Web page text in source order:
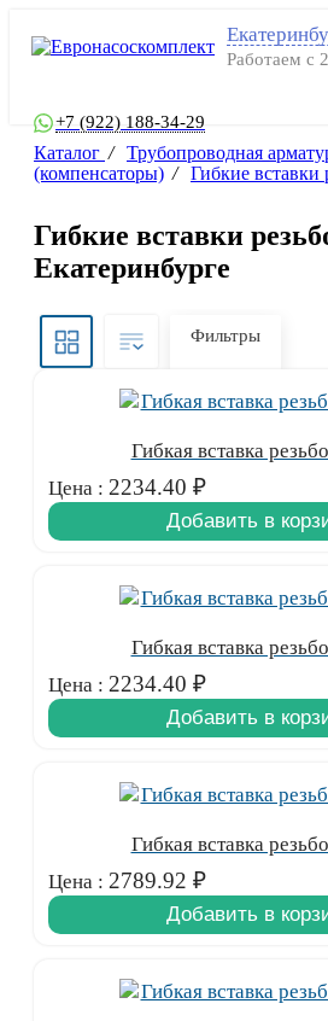
Работаем с
+7 (922) 188-34-29
Каталог / Трубопроводная
(компенсаторы) / Гибкие вставки
Гибкие вставки
Екатеринбурге
Фильтры
Гибкая вставка
Цена : 2234.40 ₽
Добавить в
Гибкая вставка
Цена : 2234.40 ₽
Добавить в
Гибкая вставка
Цена : 2789.92 ₽
Добавить в